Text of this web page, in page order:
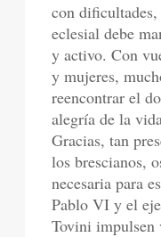
con
eclesial debe
y activo. Con
y mujeres,
reencontrar el
alegría de la
Gracias, tan
los brescianos,
necesaria para
Pablo VI y el
Tovini impulsen